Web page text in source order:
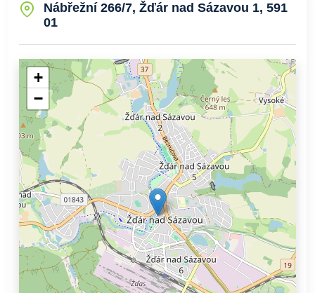
Nábřežní 266/7, Žďár nad Sázavou 1, 591
01
+
−